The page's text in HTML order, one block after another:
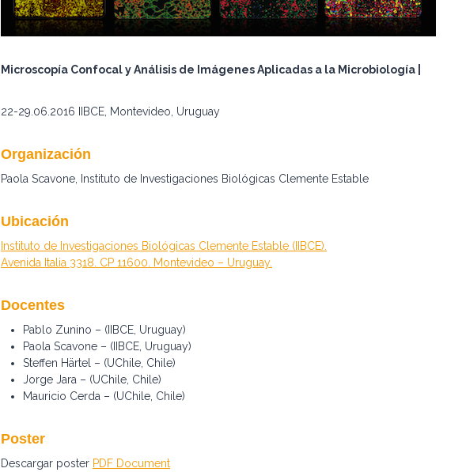
Microscopía Confocal y Análisis de Imágenes Aplicadas a la Microbiología |
22-29.06.2016 IIBCE, Montevideo, Uruguay
Organización
Paola Scavone, Instituto de Investigaciones Biológicas Clemente Estable
Ubicación
Instituto de Investigaciones Biológicas Clemente Estable (IIBCE).
Avenida Italia 3318. CP 11600. Montevideo – Uruguay.
Docentes
Pablo Zunino – (IIBCE, Uruguay)
Paola Scavone – (IIBCE, Uruguay)
Steffen Härtel – (UChile, Chile)
Jorge Jara – (UChile, Chile)
Mauricio Cerda – (UChile, Chile)
Poster
Descargar poster PDF Document